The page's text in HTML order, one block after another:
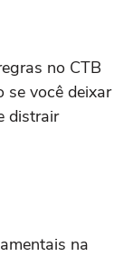
no CTB
se você deixar
distrair
na